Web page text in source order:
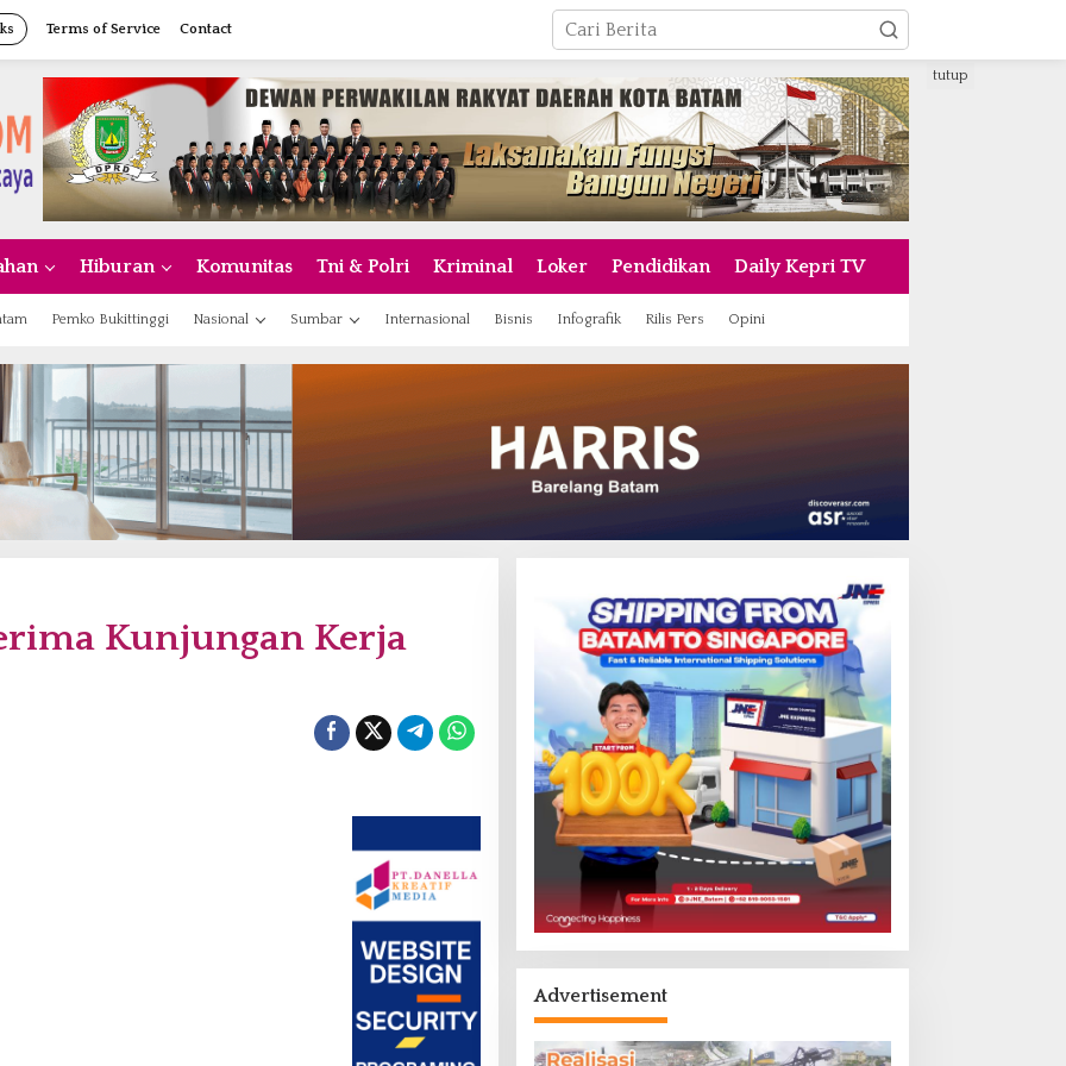
Terms of Service Contact
Hiburan Komunitas Tni & Polri Kriminal Loker Pendidikan Daily Kepri TV
Pemko Bukittinggi Nasional Sumbar Internasional Bisnis Infografik Rilis Pers Opini
tutup
Kunjungan Kerja
Advertisement